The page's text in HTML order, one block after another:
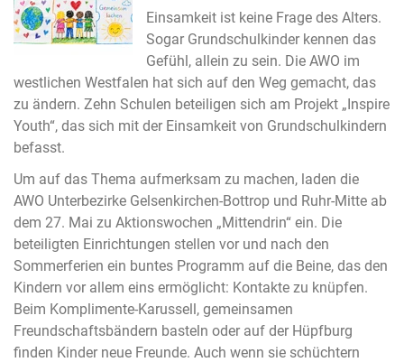
Einsamkeit ist keine Frage des Alters.
Sogar Grundschulkinder kennen das
Gefühl, allein zu sein. Die AWO im
westlichen Westfalen hat sich auf den Weg gemacht, das
zu ändern. Zehn Schulen beteiligen sich am Projekt „Inspire
Youth“, das sich mit der Einsamkeit von Grundschulkindern
befasst.
Um auf das Thema aufmerksam zu machen, laden die
AWO Unterbezirke Gelsenkirchen-Bottrop und Ruhr-Mitte ab
dem 27. Mai zu Aktionswochen „Mittendrin“ ein. Die
beteiligten Einrichtungen stellen vor und nach den
Sommerferien ein buntes Programm auf die Beine, das den
Kindern vor allem eins ermöglicht: Kontakte zu knüpfen.
Beim Komplimente-Karussell, gemeinsamen
Freundschaftsbändern basteln oder auf der Hüpfburg
finden Kinder neue Freunde. Auch wenn sie schüchtern